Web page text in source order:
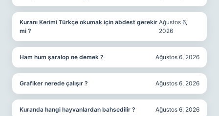
Kuranı Kerimi Türkçe okumak için abdest gerekir
mi ?
Ağustos 6,
2026
Ham hum şaralop ne demek ? Ağustos 6, 2026
Grafiker nerede çalışır ? Ağustos 6, 2026
Kuranda hangi hayvanlardan bahsedilir ? Ağustos 6, 2026